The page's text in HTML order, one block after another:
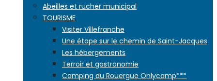
Abeilles et rucher municipal
TOURISME
Visiter Villefranche
Une étape sur le chemin de Saint-Jacques
Les hébergements
Terroir et gastronomie
Camping du Rouergue Onlycamp***